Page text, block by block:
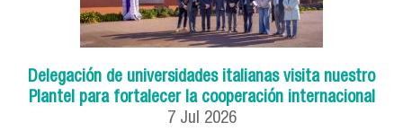
Delegación de universidades italianas visita nuestro
Plantel para fortalecer la cooperación internacional
7 Jul 2026